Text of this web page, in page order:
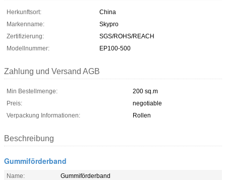
Herkunftsort:
China
Markenname:
Skypro
Zertifizierung:
SGS/ROHS/REACH
Modellnummer:
EP100-500
Zahlung und Versand AGB
Min Bestellmenge:
200 sq.m
Preis:
negotiable
Verpackung Informationen:
Rollen
Beschreibung
Gummiförderband
Name:
Gummiförderband